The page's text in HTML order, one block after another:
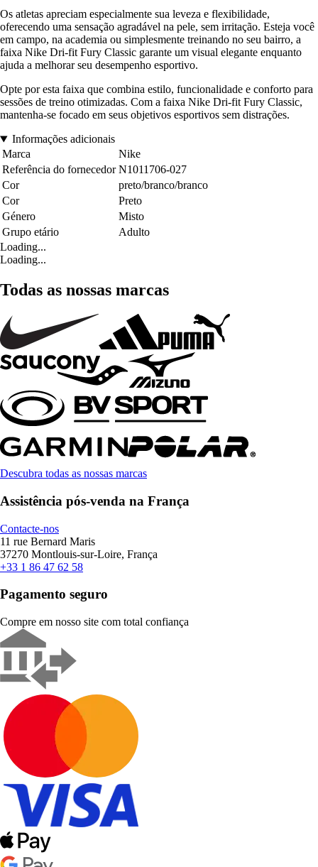
Os atletas apreciam especialmente sua leveza e flexibilidade,
oferecendo uma sensação agradável na pele, sem irritação. Esteja você
em campo, na academia ou simplesmente treinando no seu bairro, a
faixa Nike Dri-fit Fury Classic garante um visual elegante enquanto
ajuda a melhorar seu desempenho esportivo.
Opte por esta faixa que combina estilo, funcionalidade e conforto para
sessões de treino otimizadas. Com a faixa Nike Dri-fit Fury Classic,
mantenha-se focado em seus objetivos esportivos sem distrações.
Informações adicionais
Marca
Nike
Referência do fornecedor N1011706-027
Cor
preto/branco/branco
Cor
Preto
Género
Misto
Grupo etário
Adulto
Loading...
Loading...
Todas as nossas marcas
Descubra todas as nossas marcas
Assistência pós-venda na França
Contacte-nos
11 rue Bernard Maris
37270 Montlouis-sur-Loire, França
+33 1 86 47 62 58
Pagamento seguro
Compre em nosso site com total confiança